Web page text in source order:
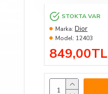
849,00TL
STOKTA VAR
Marka: Dior
Model: 12403